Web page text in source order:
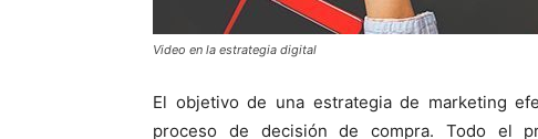
Video en la estrategia digital
El objetivo de una estrategia de marketing
proceso de decisión de compra. Todo el